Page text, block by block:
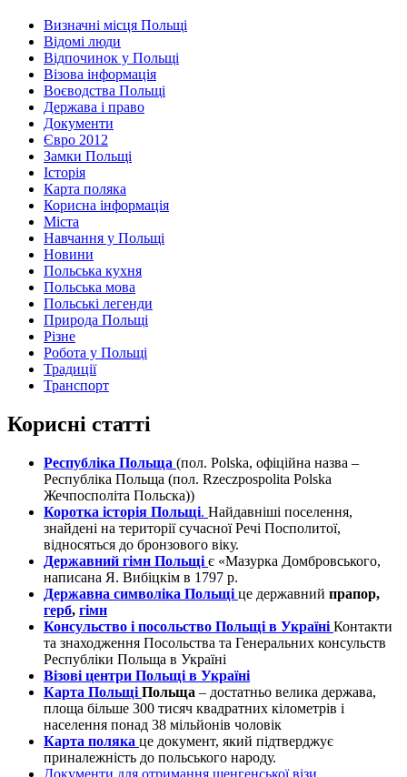
Визначні місця Польщі
Відомі люди
Відпочинок у Польщі
Візова інформація
Воєводства Польщі
Держава і право
Документи
Євро 2012
Замки Польщі
Історія
Карта поляка
Корисна інформація
Міста
Навчання у Польщі
Новини
Польська кухня
Польська мова
Польські легенди
Природа Польщі
Різне
Робота у Польщі
Традиції
Транспорт
Корисні статті
Республіка Польща (пол. Polska, офіційна назва –
Республіка Польща (пол. Rzeczpospolita Polska
Жечпосполіта Польска))
Коротка історія Польщі. Найдавніші поселення,
знайдені на території сучасної Речі Посполитої,
відносяться до бронзового віку.
Державний гімн Польщі є «Мазурка Домбровського,
написана Я. Вибіцкім в 1797 р.
Державна символіка Польщі це державний прапор,
герб, гімн
Консульство і посольство Польщі в Україні Контакти
та знаходження Посольства та Генеральних консульств
Республіки Польща в Україні
Візові центри Польщі в Україні
Карта Польщі Польща – достатньо велика держава,
площа більше 300 тисяч квадратних кілометрів і
населення понад 38 мільйонів чоловік
Карта поляка це документ, який підтверджує
приналежність до польського народу.